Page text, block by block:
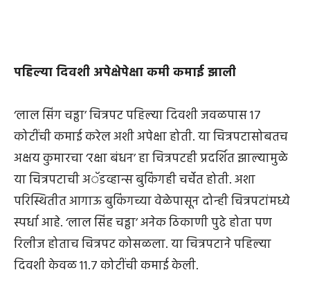
पहिल्या दिवशी अपेक्षेपेक्षा कमी कमाई झाली
‘लाल सिंग चड्ढा’ चित्रपट पहिल्या दिवशी जवळपास 17
कोटींची कमाई करेल अशी अपेक्षा होती. या चित्रपटासोबतच
अक्षय कुमारचा ‘रक्षा बंधन’ हा चित्रपटही प्रदर्शित झाल्यामुळे
या चित्रपटाची अॅडव्हान्स बुकिंगही चर्चेत होती. अशा
परिस्थितीत आगाऊ बुकिंगच्या वेळेपासून दोन्ही चित्रपटांमध्ये
स्पर्धा आहे. ‘लाल सिंह चड्ढा’ अनेक ठिकाणी पुढे होता पण
रिलीज होताच चित्रपट कोसळला. या चित्रपटाने पहिल्या
दिवशी केवळ 11.7 कोटींची कमाई केली.